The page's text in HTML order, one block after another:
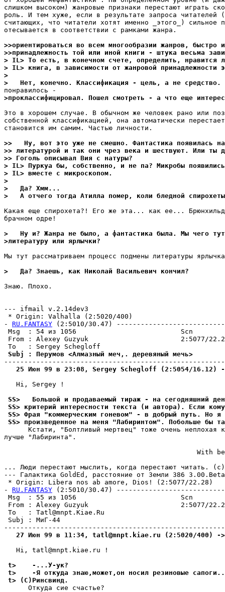
слишком высоком) жанровые признаки перестают играть
роль. И тем хуже, если в результате запроса читателей
считающих, что читатели хотят именно _этого_) сильное
отесывается в соответствии с рамками жанра.
>>оpиентиpоваться во всем многообразии жанров, быстро
>>пpинадлежность той или иной книги - штука весьма
> IL> То есть, в конечном счете, определить, нравится
> IL> книга, в зависимости от жанровой принадлежности
>
>   Нет, конечно. Классификация - цель, а не сpедство.
>пpоклассифициpовал. Пошел смотреть - а что еще
Это в хорошем случае. В обычном же человек рано или
собственной классификацией, она автоматически
становится им самим. Частью личности.
>>   Ну, вот это уже не смешно. Фантастика появилась
>> литературой и так они чрез века и шествуют. Или ты
>> Гоголь описывал Вия с натуpы?
> IL> Пуркуа бы, собственно, и не па? Микробы
> IL> вместе с микроскопом.
>
>   Да? Хмм...
>   А отчего тогда Атилла помер, коли бледной
Какая еще спирохета?! Его же эта... как ее...
брачном одре!
>   Ну и? Жанра не было, а фантастика была. Мы чего тут
>литеpатуpу или яpлычки?
Мы тут рассматриваем процесс подмены литературы
>   Да? Знаешь, как Николай Васильевич кончил?
Знаю. Плохо.
--- ifmail v.2.14dev3
* Origin: Valhalla (2:5020/400)
- RU.FANTASY (2:5010/30.47)
Msg  : 54 из 1056
From : Alexey Guzyuk                       2:5077/
Subj : Перумов <Алмазный меч,.
25 Июн 99 в 23:08, Sergey Schegloff (2:5054/16.12)
   Hi, Sergey !
SS>   Большой и продаваемый тираж - на сегодняшний
SS> критерий интересности текста (и автора). Если
SS> Фрая "коммерческим гоневом" - в добрый путь. Но я
SS> произведенное на меня "Лабиринтом". Побольше бы
Кстати, "Болтливый мертвец" тоже очень неплохая
лучше "Лабиринта".
With
... Люди перестают мыслить, когда перестают читать.
--- Галактика GoldEd, pасстояние от Земли 386
* Origin: Libera nos ab amore, Dios! (2:5077/22.28)
- RU.FANTASY (2:5010/30.47)
Msg  : 55 из 1056
From : Alexey Guzyuk                       2:5077/
To   : Tatl@mnpt.Kiae.Ru
Subj :
27 Июн 99 в 11:34, tatl@mnpt.kiae.ru (2:5020/400) -
   Hi, tatl@mnpt.kiae.ru !
t>    -...У-ук?
t>    -Я откуда знаю,может,он носил резиновые
t> (C)Ринсвинд.
      Откуда сие счастье?